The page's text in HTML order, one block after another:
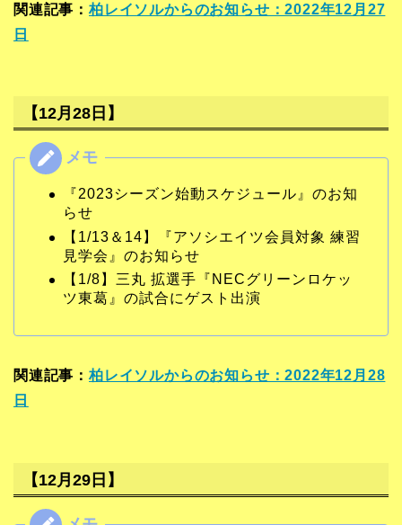
関連記事：柏レイソルからのお知らせ：2022年12月27
日
【12月28日】
『2023シーズン始動スケジュール』のお知
らせ
【1/13＆14】『アソシエイツ会員対象 練習
見学会』のお知らせ
【1/8】三丸 拡選手『NECグリーンロケッ
ツ東葛』の試合にゲスト出演
関連記事：柏レイソルからのお知らせ：2022年12月28
日
【12月29日】